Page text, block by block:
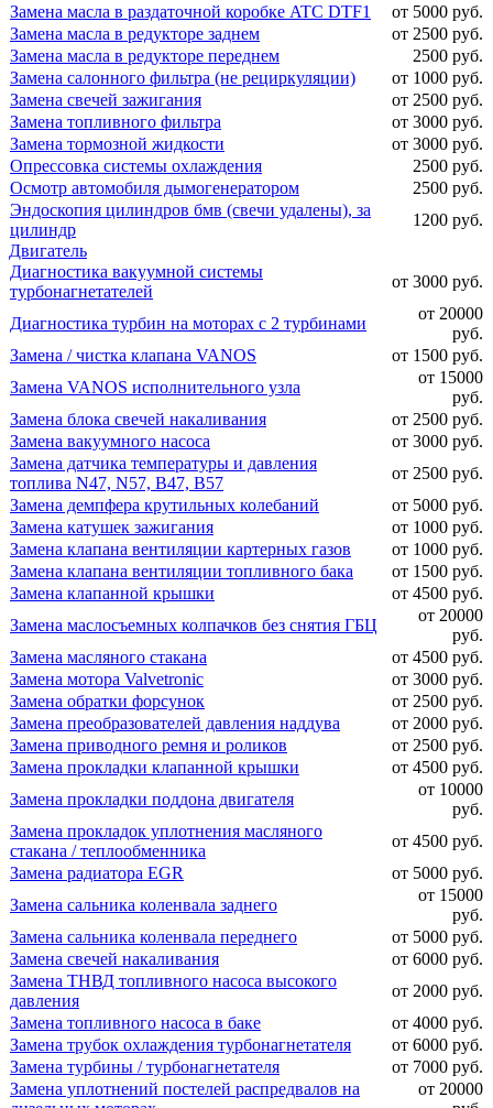
Замена масла в раздаточной коробке ATC DTF1
от 5000 руб.
Замена масла в редукторе заднем
от 2500 руб.
Замена масла в редукторе переднем
2500 руб.
Замена салонного фильтра (не рециркуляции)
от 1000 руб.
Замена свечей зажигания
от 2500 руб.
Замена топливного фильтра
от 3000 руб.
Замена тормозной жидкости
от 3000 руб.
Опрессовка системы охлаждения
2500 руб.
Осмотр автомобиля дымогенератором
2500 руб.
Эндоскопия цилиндров бмв (свечи удалены), за
цилиндр
1200 руб.
Двигатель
Диагностика вакуумной системы
турбонагнетателей
от 3000 руб.
Диагностика турбин на моторах с 2 турбинами
от 20000
руб.
Замена / чистка клапана VANOS
от 1500 руб.
Замена VANOS исполнительного узла
от 15000
руб.
Замена блока свечей накаливания
от 2500 руб.
Замена вакуумного насоса
от 3000 руб.
Замена датчика температуры и давления
топлива N47, N57, B47, B57
от 2500 руб.
Замена демпфера крутильных колебаний
от 5000 руб.
Замена катушек зажигания
от 1000 руб.
Замена клапана вентиляции картерных газов
от 1000 руб.
Замена клапана вентиляции топливного бака
от 1500 руб.
Замена клапанной крышки
от 4500 руб.
Замена маслосъемных колпачков без снятия ГБЦ
от 20000
руб.
Замена масляного стакана
от 4500 руб.
Замена мотора Valvetronic
от 3000 руб.
Замена обратки форсунок
от 2500 руб.
Замена преобразователей давления наддува
от 2000 руб.
Замена приводного ремня и роликов
от 2500 руб.
Замена прокладки клапанной крышки
от 4500 руб.
Замена прокладки поддона двигателя
от 10000
руб.
Замена прокладок уплотнения масляного
стакана / теплообменника
от 4500 руб.
Замена радиатора EGR
от 5000 руб.
Замена сальника коленвала заднего
от 15000
руб.
Замена сальника коленвала переднего
от 5000 руб.
Замена свечей накаливания
от 6000 руб.
Замена ТНВД топливного насоса высокого
давления
от 2000 руб.
Замена топливного насоса в баке
от 4000 руб.
Замена трубок охлаждения турбонагнетателя
от 6000 руб.
Замена турбины / турбонагнетателя
от 7000 руб.
Замена уплотнений постелей распредвалов на
от 20000